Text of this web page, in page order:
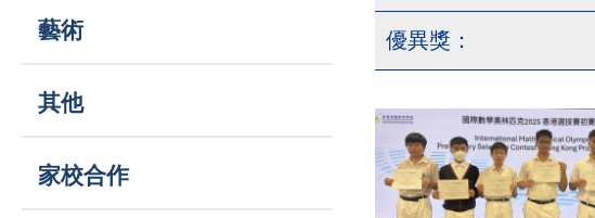
優異獎：
藝術
其他
家校合作